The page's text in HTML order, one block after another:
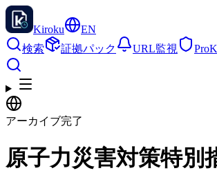
Kiroku
EN
検索
証拠パック URL監視 Pro
アーカイブ完了
原子力災害対策特別